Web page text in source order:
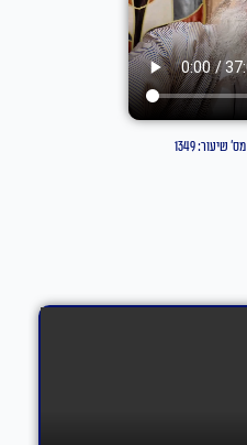
מס' שיעור: 1349